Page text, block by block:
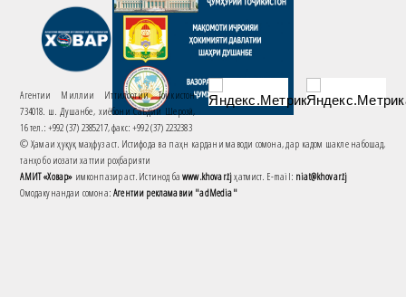
Агентии Миллии Иттилоотии Тоҷикистон
734018. ш. Душанбе, хиёбони Саъдии Шерозӣ,
16 тел.: +992 (37) 2385217, факс: +992 (37) 2232383
© Ҳамаи ҳуқуқ маҳфуз аст. Истифода ва паҳн кардани маводи сомона, дар кадом шакле набошад,
танҳо бо иҷозати хаттии роҳбарияти
АМИТ «Ховар» имконпазир аст. Истинод баwww.khovar.tjҳатмист. E-mail: niat@khovar.tj
Омодакунандаи сомона:Агентии рекламавии "adMedia"